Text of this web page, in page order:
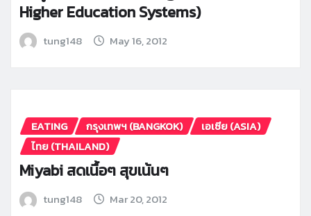
Higher Education Systems)
tung148 May 16, 2012
EATING กรุงเทพฯ (BANGKOK)
เอเซีย (ASIA)
ไทย (THAILAND)
Miyabi สดเนื้อๆ สุขเน้นๆ
tung148 Mar 20, 2012